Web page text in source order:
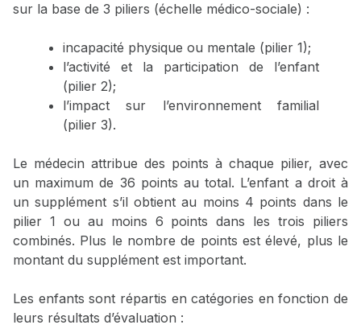
sur la base de 3 piliers (échelle médico-sociale) :
incapacité physique ou mentale (pilier 1);
l’activité et la participation de l’enfant
(pilier 2);
l’impact sur l’environnement familial
(pilier 3).
Le médecin attribue des points à chaque pilier, avec
un maximum de 36 points au total. L’enfant a droit à
un supplément s’il obtient au moins 4 points dans le
pilier 1 ou au moins 6 points dans les trois piliers
combinés. Plus le nombre de points est élevé, plus le
montant du supplément est important.
Les enfants sont répartis en catégories en fonction de
leurs résultats d’évaluation :